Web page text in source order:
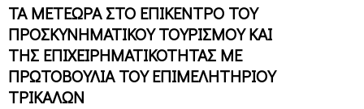
ΤΑ ΜΕΤΕΩΡΑ ΣΤΟ ΕΠΙΚΕΝΤΡΟ ΤΟΥ
ΠΡΟΣΚΥΝΗΜΑΤΙΚΟΥ ΤΟΥΡΙΣΜΟΥ ΚΑΙ
ΤΗΣ ΕΠΙΧΕΙΡΗΜΑΤΙΚΟΤΗΤΑΣ ΜΕ
ΠΡΩΤΟΒΟΥΛΙΑ ΤΟΥ ΕΠΙΜΕΛΗΤΗΡΙΟΥ
ΤΡΙΚΑΛΩΝ